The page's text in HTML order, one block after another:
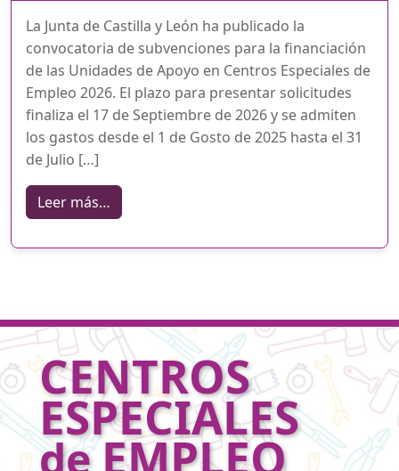
La Junta de Castilla y León ha publicado la
convocatoria de subvenciones para la financiación
de las Unidades de Apoyo en Centros Especiales de
Empleo 2026. El plazo para presentar solicitudes
finaliza el 17 de Septiembre de 2026 y se admiten
los gastos desde el 1 de Gosto de 2025 hasta el 31
de Julio […]
Leer más…
CENTROS
ESPECIALES
deEMPLEO